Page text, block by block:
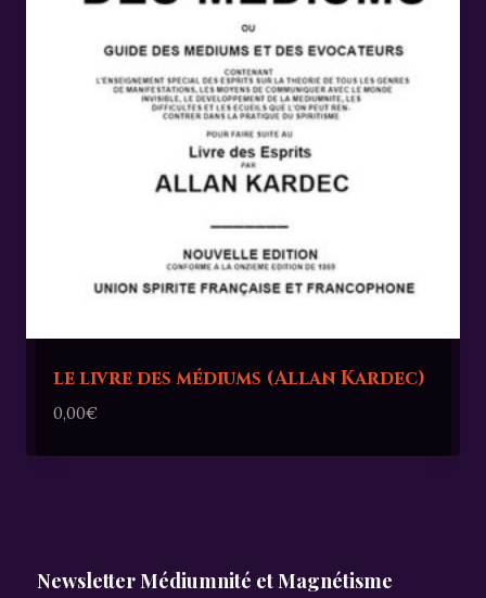
le livre des médiums (Allan Kardec)
0,00€
Newsletter Médiumnité et Magnétisme